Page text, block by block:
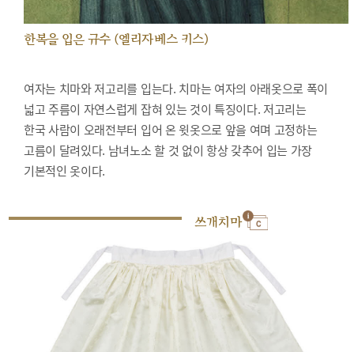
한복을 입은 규수 (엘리자베스 키스)
여자는 치마와 저고리를 입는다. 치마는 여자의 아래옷으로 폭이
넓고 주름이 자연스럽게 잡혀 있는 것이 특징이다. 저고리는
한국 사람이 오래전부터 입어 온 윗옷으로 앞을 여며 고정하는
고름이 달려있다. 남녀노소 할 것 없이 항상 갖추어 입는 가장
기본적인 옷이다.
쓰개치마